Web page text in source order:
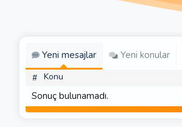
Yeni mesajlar Yeni konular
# Konu
Sonuç bulunamadı.